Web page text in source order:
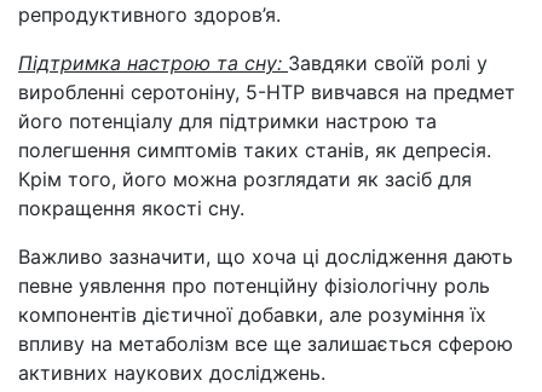
репродуктивного здоров’я.
Підтримка настрою та сну: Завдяки своїй ролі у
виробленні серотоніну, 5-HTP вивчався на предмет
його потенціалу для підтримки настрою та
полегшення симптомів таких станів, як депресія.
Крім того, його можна розглядати як засіб для
покращення якості сну.
Важливо зазначити, що хоча ці дослідження дають
певне уявлення про потенційну фізіологічну роль
компонентів дієтичної добавки, але розуміння їх
впливу на метаболізм все ще залишається сферою
активних наукових досліджень.